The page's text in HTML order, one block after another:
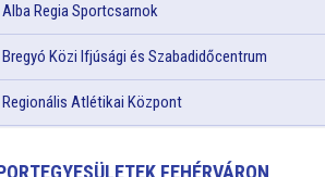
Alba Regia Sportcsarnok
Bregyó Közi Ifjúsági és Szabadidőcentrum
Regionális Atlétikai Központ
FEHÉRVÁRON